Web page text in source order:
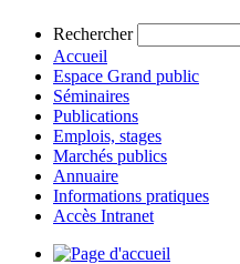
Rechercher
Accueil
Espace Grand public
Séminaires
Publications
Emplois, stages
Marchés publics
Annuaire
Informations pratiques
Accès Intranet